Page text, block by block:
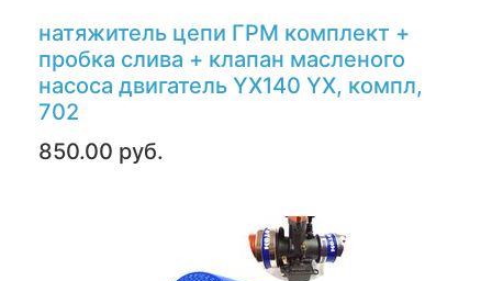
натяжитель цепи ГРМ комплект +
пробка слива + клапан масленого
насоса двигатель YX140 YX, компл,
702
850.00 руб.